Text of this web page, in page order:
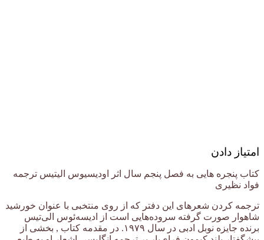
امتیاز دادن
کتاب پنجره هایی به فصل پنجم سال اثر اودیسیوس الیتیس ترجمه
فواد نظیری
ترجمه کردن شعرهای این دفتر که از روی منتخبی با عنوان خورشید
شاهوار صورت گرفته سروده‌هایی است از ادیسه‌ئوس الی‌تیس
برنده جایزه نوبل ادبی در سال ۱۹۷۹. در مقدمه کتاب , بخشی از